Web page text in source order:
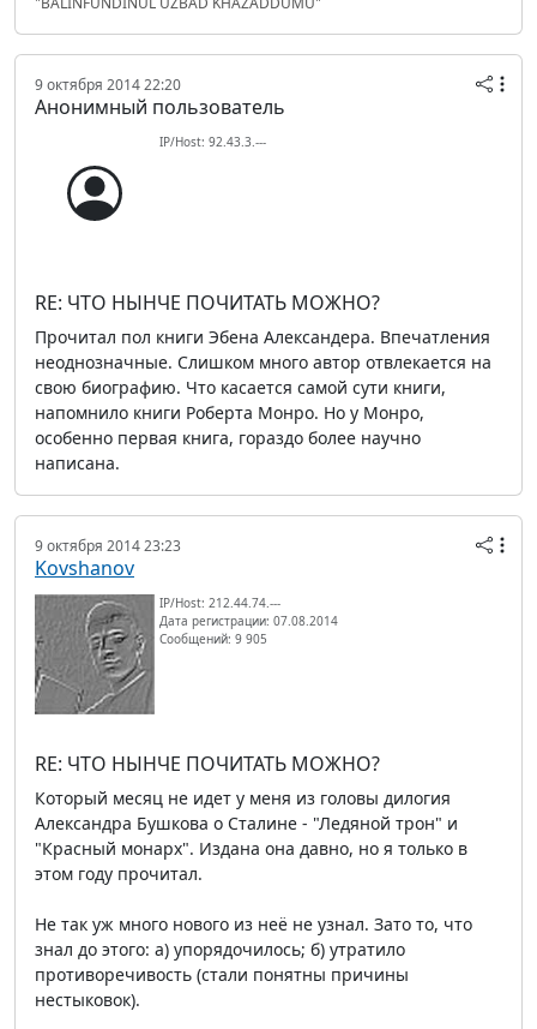
9 октября 2014 22:20
Анонимный пользователь
IP/Host: 92.43.3.---
RE: ЧТО НЫНЧЕ ПОЧИТАТЬ МОЖНО?
Прочитал пол книги Эбена Александера. Впечатления
неоднозначные. Слишком много автор отвлекается на
свою биографию. Что касается самой сути книги,
напомнило книги Роберта Монро. Но у Монро,
особенно первая книга, гораздо более научно
написана.
9 октября 2014 23:23
Kovshanov
IP/Host: 212.44.74.---
Дата регистрации: 07.08.2014
Сообщений: 9 905
RE: ЧТО НЫНЧЕ ПОЧИТАТЬ МОЖНО?
Который месяц не идет у меня из головы дилогия
Александра Бушкова о Сталине - "Ледяной трон" и
"Красный монарх". Издана она давно, но я только в
этом году прочитал.
Не так уж много нового из неё не узнал. Зато то, что
знал до этого: а) упорядочилось; б) утратило
противоречивость (стали понятны причины
нестыковок).